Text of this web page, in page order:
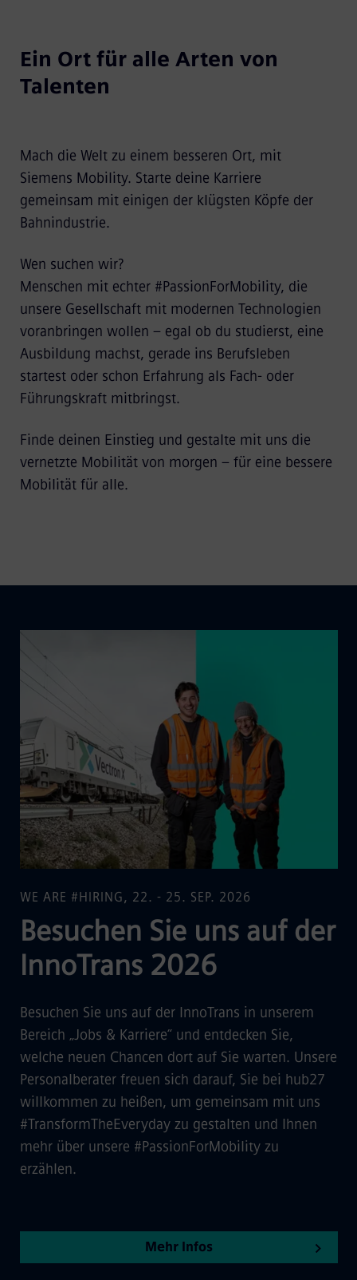
Ein Ort für alle Arten von
Talenten
Mach die Welt zu einem besseren Ort, mit
Siemens Mobility. Starte deine Karriere
gemeinsam mit einigen der klügsten Köpfe der
Bahnindustrie.
Wen suchen wir?
Menschen mit echter #PassionForMobility, die
unsere Gesellschaft mit modernen Technologien
voranbringen wollen – egal ob du studierst, eine
Ausbildung machst, gerade ins Berufsleben
startest oder schon Erfahrung als Fach- oder
Führungskraft mitbringst.
Finde deinen Einstieg und gestalte mit uns die
vernetzte Mobilität von morgen – für eine bessere
Mobilität für alle.
WE ARE #HIRING, 22. - 25. SEP. 2026
Besuchen Sie uns auf der
InnoTrans 2026
Besuchen Sie uns auf der InnoTrans in unserem
Bereich „Jobs & Karriere“ und entdecken Sie,
welche neuen Chancen dort auf Sie warten. Unsere
Personalberater freuen sich darauf, Sie bei hub27
willkommen zu heißen, um gemeinsam mit uns
#TransformTheEveryday zu gestalten und Ihnen
mehr über unsere #PassionForMobility zu
erzählen.
Mehr Infos